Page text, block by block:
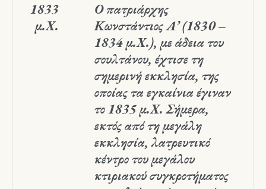
1833
μ.Χ.
Ο πατριάρχης
Κωνστάντιος Α’ (1830 –
1834 μ.Χ.), με άδεια του
σουλτάνου, έχτισε τη
σημερινή εκκλησία, της
οποίας τα εγκαίνια έγιναν
το 1835 μ.Χ. Σήμερα,
εκτός από τη μεγάλη
εκκλησία, λατρευτικό
κέντρο του μεγάλου
κτιριακού συγκροτήματος